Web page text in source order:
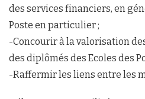
des services financiers, en
Poste en particulier ;
-Concourir à la valorisation
des diplômés des Ecoles des
-Raffermir les liens entre les